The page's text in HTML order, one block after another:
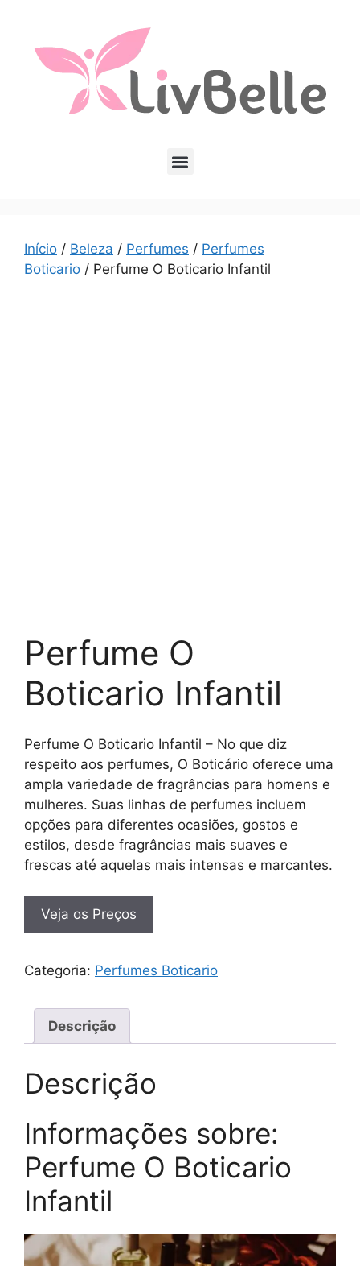
Início / Beleza / Perfumes / Perfumes
Boticario / Perfume O Boticario Infantil
Perfume O
Boticario Infantil
Perfume O Boticario Infantil – No que diz
respeito aos perfumes, O Boticário oferece uma
ampla variedade de fragrâncias para homens e
mulheres. Suas linhas de perfumes incluem
opções para diferentes ocasiões, gostos e
estilos, desde fragrâncias mais suaves e
frescas até aquelas mais intensas e marcantes.
Veja os Preços
Categoria: Perfumes Boticario
Descrição
Descrição
Informações sobre:
Perfume O Boticario
Infantil